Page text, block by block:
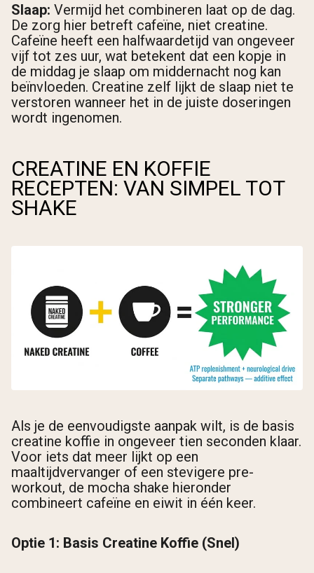
Slaap: Vermijd het combineren laat op de dag.
De zorg hier betreft cafeïne, niet creatine.
Cafeïne heeft een halfwaardetijd van ongeveer
vijf tot zes uur, wat betekent dat een kopje in
de middag je slaap om middernacht nog kan
beïnvloeden. Creatine zelf lijkt de slaap niet te
verstoren wanneer het in de juiste doseringen
wordt ingenomen.
CREATINE EN KOFFIE
RECEPTEN: VAN SIMPEL TOT
SHAKE
Als je de eenvoudigste aanpak wilt, is de basis
creatine koffie in ongeveer tien seconden klaar.
Voor iets dat meer lijkt op een
maaltijdvervanger of een stevigere pre-
workout, de mocha shake hieronder
combineert cafeïne en eiwit in één keer.
Optie 1: Basis Creatine Koffie (Snel)